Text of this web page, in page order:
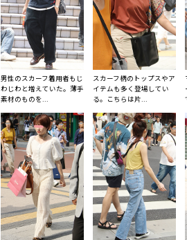
男性のスカーフ着用者もじ
わじわと増えていた。薄手
素材のものを...
スカーフ柄のトップスやア
イテムも多く登場してい
る。こちらは片...